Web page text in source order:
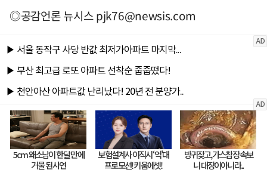
◎공감언론 뉴시스pjk76@newsis.com